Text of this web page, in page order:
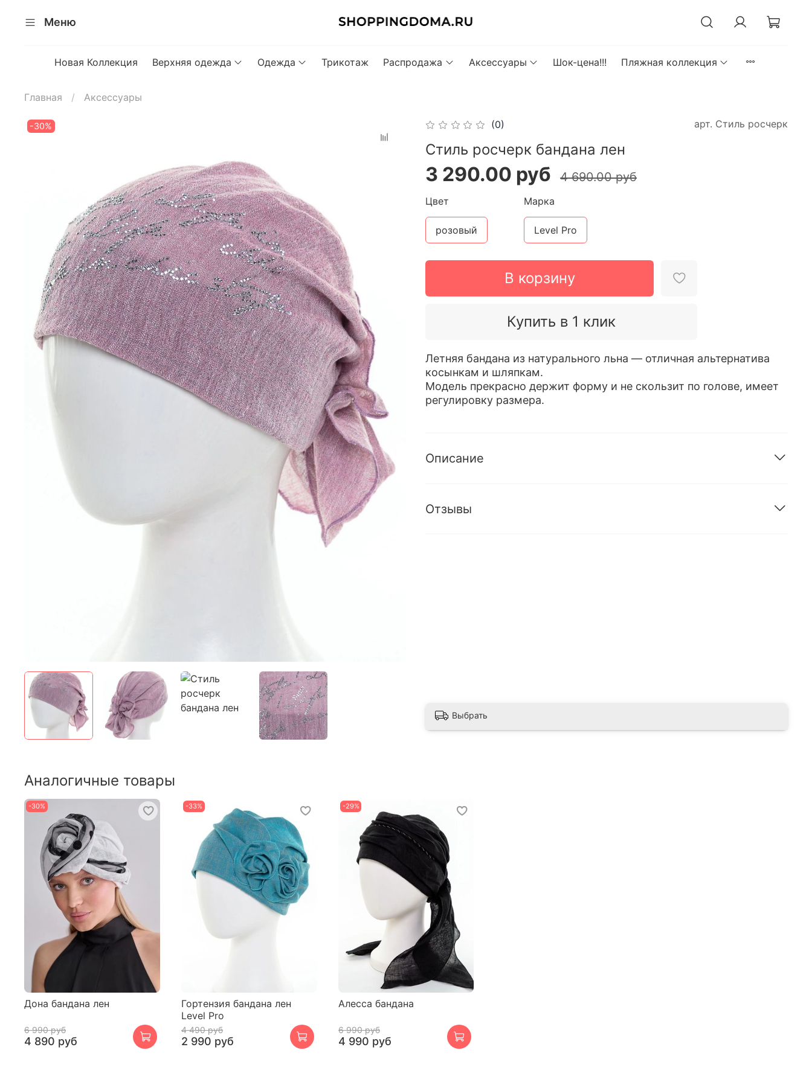
Меню
Новая Коллекция Верхняя одежда Одежда Трикотаж Распродажа Аксессуары Шок-цена!!! Пляжная коллекция
Главная Аксессуары
-30% (0) арт. Стиль росчерк
Стиль росчерк бандана лен
3 290.00 руб 4 690.00 руб
В корзину
Купить в 1 клик
Цвет
розовый
Марка
Level Pro
Летняя бандана из натурального льна — отличная альтернатива
косынкам и шляпкам.
Модель прекрасно держит форму и не скользит по голове, имеет
регулировку размера.
Описание
Отзывы
Выбрать
Аналогичные товары
-30%
Дона бандана лен
6 990 руб
4 890 руб
-33%
Гортензия бандана лен
Level Pro
4 490 руб
2 990 руб
-29%
Алесса бандана
6 990 руб
4 990 руб